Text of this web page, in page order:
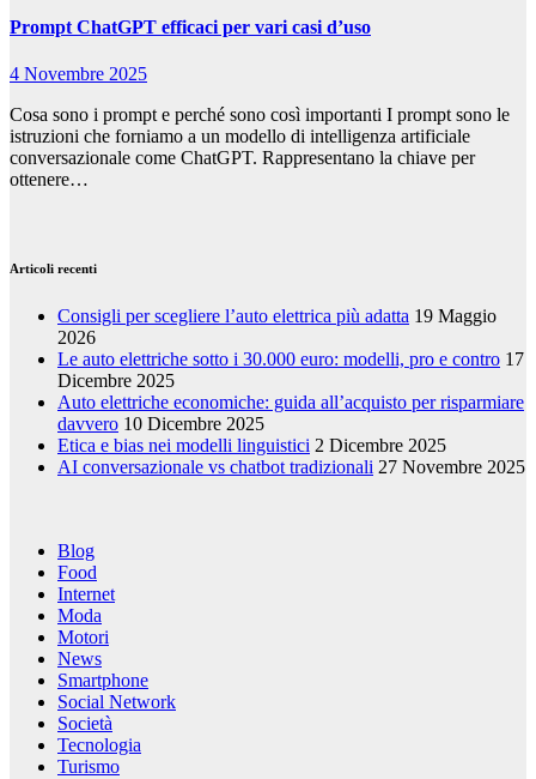
Prompt ChatGPT efficaci per vari casi d’uso
4 Novembre 2025
Cosa sono i prompt e perché sono così importanti I prompt sono le
istruzioni che forniamo a un modello di intelligenza artificiale
conversazionale come ChatGPT. Rappresentano la chiave per
ottenere…
Articoli recenti
Consigli per scegliere l’auto elettrica più adatta 19 Maggio
2026
Le auto elettriche sotto i 30.000 euro: modelli, pro e contro 17
Dicembre 2025
Auto elettriche economiche: guida all’acquisto per risparmiare
davvero 10 Dicembre 2025
Etica e bias nei modelli linguistici 2 Dicembre 2025
AI conversazionale vs chatbot tradizionali 27 Novembre 2025
Blog
Food
Internet
Moda
Motori
News
Smartphone
Social Network
Società
Tecnologia
Turismo